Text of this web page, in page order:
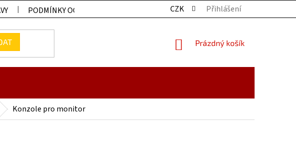
PODMÍNKY OCHRANY OSOBNÍCH ÚDAJŮ KONTAKTY
CZK Přihlášení
NÁKUPNÍ
Prázdný košík
Konzole pro monitor